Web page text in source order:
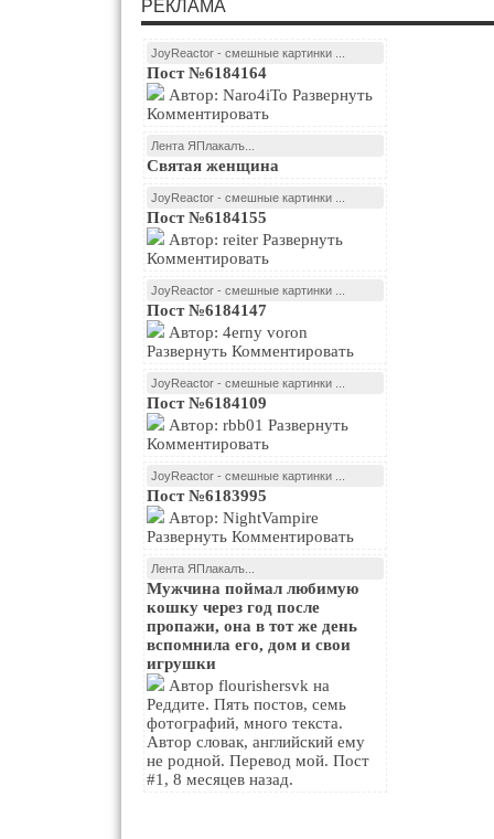
РЕКЛАМА
JoyReactor - смешные картинки ...
Пост №6184164
Комментировать
Лента ЯПлакалъ...
Святая женщина
JoyReactor - смешные картинки ...
Пост №6184155
Комментировать
JoyReactor - смешные картинки ...
Пост №6184147
Развернуть Комментировать
JoyReactor - смешные картинки ...
Пост №6184109
Комментировать
JoyReactor - смешные картинки ...
Пост №6183995
Развернуть Комментировать
Лента ЯПлакалъ...
Мужчина поймал любимую
кошку через год после
пропажи, она в тот же день
вспомнила его, дом и свои
игрушки
Реддите. Пять постов, семь
фотографий, много текста.
Автор словак, английский ему
не родной. Перевод мой. Пост
#1, 8 месяцев назад.